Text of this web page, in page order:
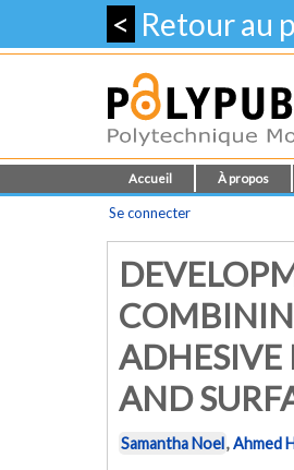
< Retour au
Accueil À propos
Se connecter
ADHESIVE
AND
Samantha Noel,Ahmed